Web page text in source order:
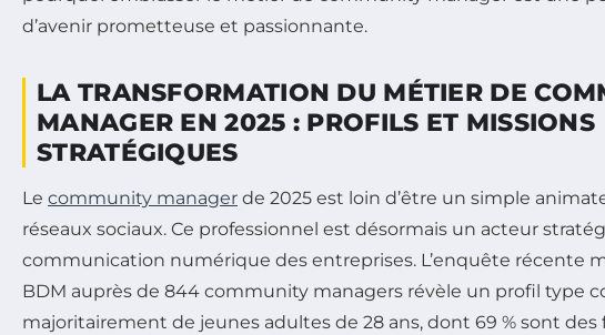
d’avenir prometteuse et passionnante.
LA TRANSFORMATION DU MÉTIER DE
MANAGER EN 2025 : PROFILS ET MISSIONS
STRATÉGIQUES
Le community manager de 2025 est loin d’être un simple
réseaux sociaux. Ce professionnel est désormais un acteur
communication numérique des entreprises. L’enquête récente
BDM auprès de 844 community managers révèle un profil type
majoritairement de jeunes adultes de 28 ans, dont 69 % sont des